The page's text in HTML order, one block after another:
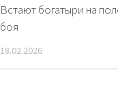
Встают богатыри на
боя
18.02.2026